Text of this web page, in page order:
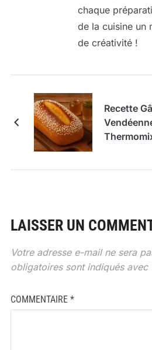
chaque
de la cuisine un
de créativité !
Recette
LAISSER UN
Votre adresse e-mail ne sera
obligatoires sont indiqués avec
COMMENTAIRE *